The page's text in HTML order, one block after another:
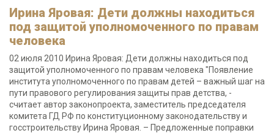
Ирина Яровая: Дети должны находиться
под защитой уполномоченного по правам
человека
02 июля 2010 Ирина Яровая: Дети должны находиться под
защитой уполномоченного по правам человека "Появление
института уполномоченного по правам детей – важный шаг на
пути правового регулирования защиты прав детства, -
считает автор законопроекта, заместитель председателя
комитета ГД РФ по конституционному законодательству и
госстроительству Ирина Яровая. – Предложенные поправки